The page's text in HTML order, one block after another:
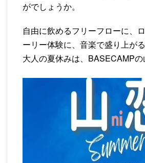
がでしょうか。
自由に飲めるフリーフローに、
ーリー体験に、音楽で盛り上がる
大人の夏休みは、BASECAMP